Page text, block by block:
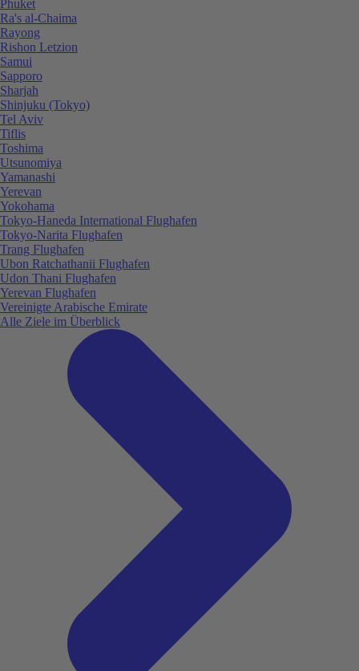
Phuket
Ra's al-Chaima
Rayong
Rishon Letzion
Samui
Sapporo
Sharjah
Shinjuku (Tokyo)
Tel Aviv
Tiflis
Toshima
Utsunomiya
Yamanashi
Yerevan
Yokohama
Tokyo-Haneda International Flughafen
Tokyo-Narita Flughafen
Trang Flughafen
Ubon Ratchathanii Flughafen
Udon Thani Flughafen
Yerevan Flughafen
Vereinigte Arabische Emirate
Alle Ziele im Überblick